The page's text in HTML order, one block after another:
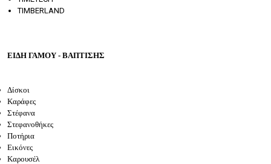
TIMBERLAND
ΕΙΔΗ ΓΑΜΟΥ - ΒΑΠΤΙΣΗΣ
Δίσκοι
Καράφες
Στέφανα
Στεφανοθήκες
Ποτήρια
Εικόνες
Καρουσέλ